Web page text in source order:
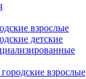
взрослые
детские
взрослые